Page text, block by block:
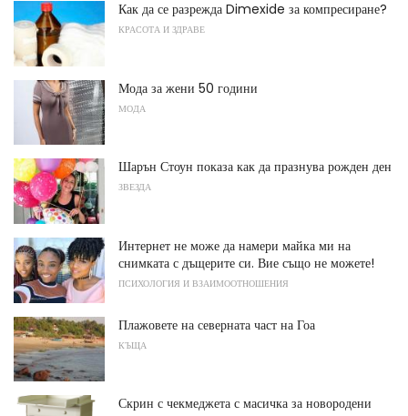
Как да се разрежда Dimexide за компресиране?
КРАСОТА И ЗДРАВЕ
Мода за жени 50 години
МОДА
Шарън Стоун показа как да празнува рожден ден
ЗВЕЗДА
Интернет не може да намери майка ми на
снимката с дъщерите си. Вие също не можете!
ПСИХОЛОГИЯ И ВЗАИМООТНОШЕНИЯ
Плажовете на северната част на Гоа
КЪЩА
Скрин с чекмеджета с масичка за новородени